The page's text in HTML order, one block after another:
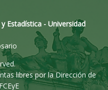
Estadística - Universidad
libres por la Dirección de